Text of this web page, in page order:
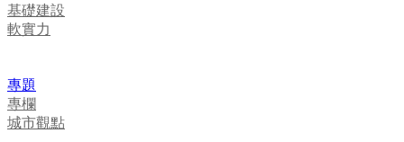
基礎建設
軟實力
專題
專欄
城市觀點